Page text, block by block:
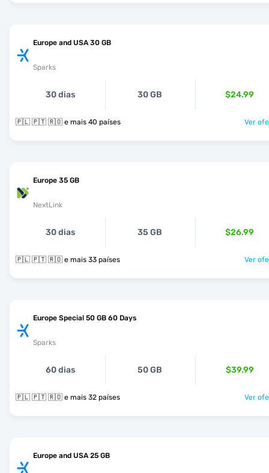
Europe and USA 30 GB
Sparks
30 dias 30 GB $24.99
🇵🇱 🇵🇹 🇷🇴 e mais 40 países Ver
Europe 35 GB
NextLink
30 dias 35 GB $26.99
🇵🇱 🇵🇹 🇷🇴 e mais 33 países Ver
Europe Special 50 GB 60 Days
Sparks
60 dias 50 GB $39.99
🇵🇱 🇵🇹 🇷🇴 e mais 32 países Ver
Europe and USA 25 GB